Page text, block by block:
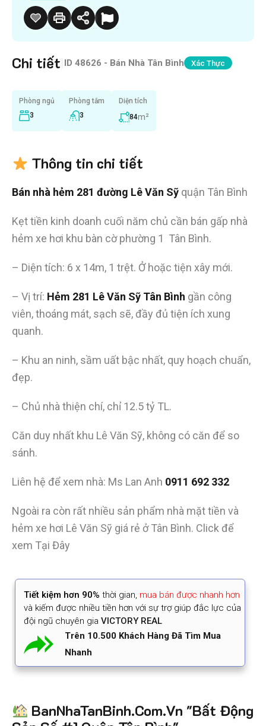
Chi tiết ID 48626 - Bán Nhà Tân Bình Xác Thực
Phòng ngủ
3
Phòng tắm
3
Diện tích
84m²
Thông tin chi tiết
Bán nhà hẻm 281 đường Lê Văn Sỹ quận Tân Bình
Kẹt tiền kinh doanh cuối năm chủ cần bán gấp nhà
hẻm xe hơi khu bàn cờ phường 1 Tân Bình.
– Diện tích: 6 x 14m, 1 trệt. Ở hoặc tiện xây mới.
– Vị trí: Hẻm 281 Lê Văn Sỹ Tân Bình gần công
viên, thoáng mát, sạch sẽ, đầy đủ tiện ích xung
quanh.
– Khu an ninh, sầm uất bậc nhất, quy hoạch chuẩn,
đẹp.
– Chủ nhà thiện chí, chỉ 12.5 tỷ TL.
Căn duy nhất khu Lê Văn Sỹ, không có căn để so
sánh.
Liên hệ để xem nhà: Ms Lan Anh 0911 692 332
Ngoài ra còn rất nhiều sản phẩm nhà mặt tiền và
hẻm xe hơi Lê Văn Sỹ giá rẻ ở Tân Bình. Click để
xem Tại Đây
Tiết kiệm hơn 90% thời gian, mua bán được nhanh hơn
và kiếm được nhiều tiền hơn với sự trợ giúp đắc lực của
đội ngũ chuyên gia VICTORY REAL
Trên 10.500 Khách Hàng Đã Tìm Mua
Nhanh
BanNhaTanBinh.Com.Vn "Bất Động